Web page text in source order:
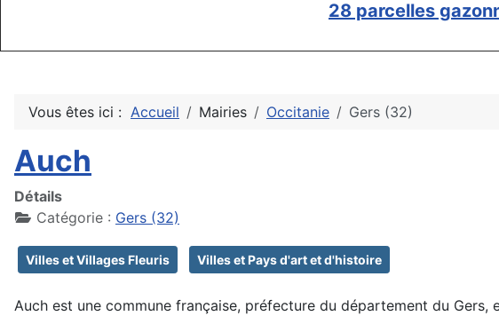
28 parcelles
Vous êtes ici : Accueil Mairies Occitanie Gers (32)
Auch
Détails
Catégorie : Gers (32)
Villes et Villages Fleuris Villes et Pays d'art et d'histoire
Auch est une commune française, préfecture du département du